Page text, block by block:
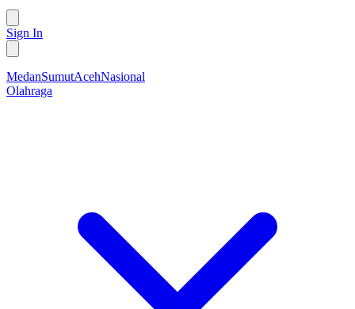
Sign In
MedanSumutAcehNasional
Olahraga